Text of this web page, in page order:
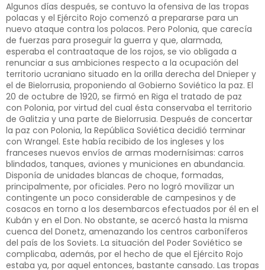
Algunos días después, se contuvo la ofensiva de las tropas
polacas y el Ejército Rojo comenzó a prepararse para un
nuevo ataque contra los polacos. Pero Polonia, que carecía
de fuerzas para proseguir la guerra y que, alarmada,
esperaba el contraataque de los rojos, se vio obligada a
renunciar a sus ambiciones respecto a la ocupación del
territorio ucraniano situado en la orilla derecha del Dnieper y
el de Bielorrusia, proponiendo al Gobierno Soviético la paz. El
20 de octubre de 1920, se firmó en Riga el tratado de paz
con Polonia, por virtud del cual ésta conservaba el territorio
de Galitzia y una parte de Bielorrusia. Después de concertar
la paz con Polonia, la República Soviética decidió terminar
con Wrangel. Este había recibido de los ingleses y los
franceses nuevos envíos de armas modernísimas: carros
blindados, tanques, aviones y municiones en abundancia.
Disponía de unidades blancas de choque, formadas,
principalmente, por oficiales. Pero no logró movilizar un
contingente un poco considerable de campesinos y de
cosacos en torno a los desembarcos efectuados por él en el
Kubán y en el Don. No obstante, se acercó hasta la misma
cuenca del Donetz, amenazando los centros carboníferos
del país de los Soviets. La situación del Poder Soviético se
complicaba, además, por el hecho de que el Ejército Rojo
estaba ya, por aquel entonces, bastante cansado. Las tropas